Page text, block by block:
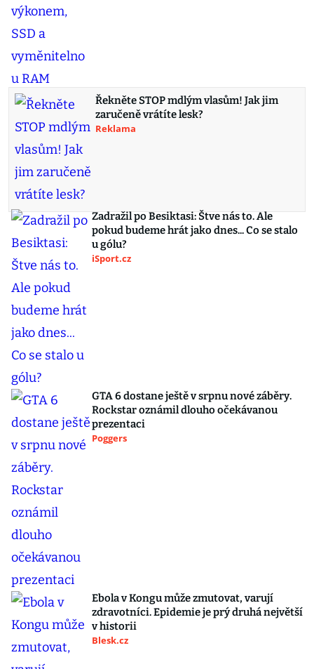
Řekněte STOP mdlým vlasům! Jak jim
zaručeně vrátíte lesk?
Reklama
Zadražil po Besiktasi: Štve nás to. Ale
pokud budeme hrát jako dnes... Co se stalo
u gólu?
iSport.cz
GTA 6 dostane ještě v srpnu nové záběry.
Rockstar oznámil dlouho očekávanou
prezentaci
Poggers
Ebola v Kongu může zmutovat, varují
zdravotníci. Epidemie je prý druhá největší
v historii
Blesk.cz